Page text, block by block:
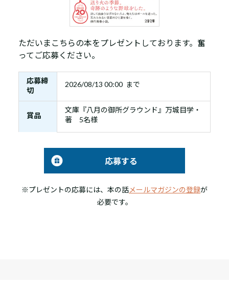
ただいまこちらの本をプレゼントしております。奮
ってご応募ください。
応募締
切
2026/08/13 00:00 まで
賞品
文庫『八月の御所グラウンド』万城目学・
著 5名様
応募する
※プレゼントの応募には、本の話メールマガジンの登録が
必要です。